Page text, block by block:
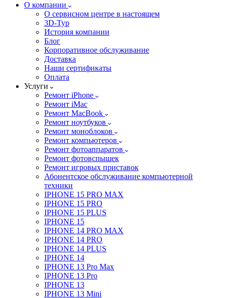
О компании
О сервисном центре в настоящем
3D-Тур
История компании
Блог
Корпоративное обслуживание
Доставка
Наши сертификаты
Оплата
Услуги
Ремонт iPhone
Ремонт iMac
Ремонт MacBook
Ремонт ноутбуков
Ремонт моноблоков
Ремонт компьютеров
Ремонт фотоаппаратов
Ремонт фотовспышек
Ремонт игровых приставок
Абонентское обслуживание компьютерной
техники
IPHONE 15 PRO MAX
IPHONE 15 PRO
IPHONE 15 PLUS
IPHONE 15
IPHONE 14 PRO MAX
IPHONE 14 PRO
IPHONE 14 PLUS
IPHONE 14
IPHONE 13 Pro Max
IPHONE 13 Pro
IPHONE 13
IPHONE 13 Mini